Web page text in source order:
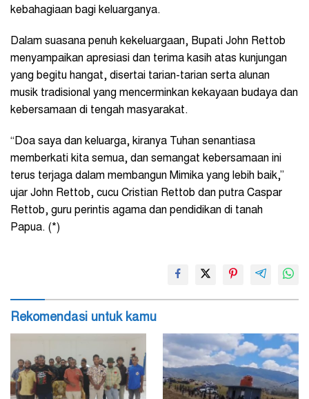
kebahagiaan bagi keluarganya.
Dalam suasana penuh kekeluargaan, Bupati John Rettob
menyampaikan apresiasi dan terima kasih atas kunjungan
yang begitu hangat, disertai tarian-tarian serta alunan
musik tradisional yang mencerminkan kekayaan budaya dan
kebersamaan di tengah masyarakat.
“Doa saya dan keluarga, kiranya Tuhan senantiasa
memberkati kita semua, dan semangat kebersamaan ini
terus terjaga dalam membangun Mimika yang lebih baik,”
ujar John Rettob, cucu Cristian Rettob dan putra Caspar
Rettob, guru perintis agama dan pendidikan di tanah
Papua. (*)
Rekomendasi untuk kamu